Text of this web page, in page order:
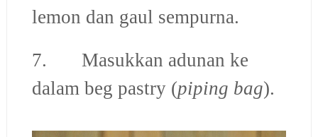
lemon dan gaul sempurna.
7. Masukkan adunan ke
dalam beg pastry (piping bag).